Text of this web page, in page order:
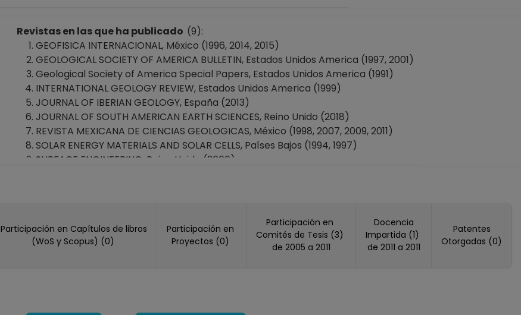
Revistas en las que ha publicado (9):
GEOFISICA INTERNACIONAL, México (1996, 2014, 2015)
GEOLOGICAL SOCIETY OF AMERICA BULLETIN, Estados Unidos America (1997, 2001)
Geological Society of America Special Papers, Estados Unidos America (1991)
INTERNATIONAL GEOLOGY REVIEW, Estados Unidos America (1999)
JOURNAL OF IBERIAN GEOLOGY, España (2013)
JOURNAL OF SOUTH AMERICAN EARTH SCIENCES, Reino Unido (2018)
REVISTA MEXICANA DE CIENCIAS GEOLOGICAS, México (1998, 2007, 2009, 2011)
SOLAR ENERGY MATERIALS AND SOLAR CELLS, Países Bajos (1994, 1997)
SURFACE ENGINEERING, Reino Unido (2000)
Participación en Capítulos de libros
(WoS y Scopus) (0)
Participación en
Proyectos (0)
Participación en
Comités de Tesis (3)
de 2005 a 2011
Docencia
Impartida (1)
de 2011 a 2011
Patentes
Otorgadas (0)